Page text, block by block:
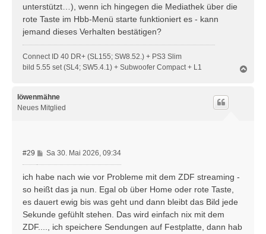
unterstützt…), wenn ich hingegen die Mediathek über die
rote Taste im Hbb-Menü starte funktioniert es - kann
jemand dieses Verhalten bestätigen?
Connect ID 40 DR+ (SL155; SW8.52.) + PS3 Slim
bild 5.55 set (SL4; SW5.4.1) + Subwoofer Compact + L1
löwenmähne
Neues Mitglied
#29
B
e
i
t
a
g
Sa 30. Mai 2026, 09:34
ich habe nach wie vor Probleme mit dem ZDF streaming -
so heißt das ja nun. Egal ob über Home oder rote Taste,
es dauert ewig bis was geht und dann bleibt das Bild jede
Sekunde gefühlt stehen. Das wird einfach nix mit dem
ZDF...., ich speichere Sendungen auf Festplatte, dann hab